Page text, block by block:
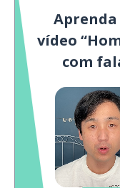
vídeo
com